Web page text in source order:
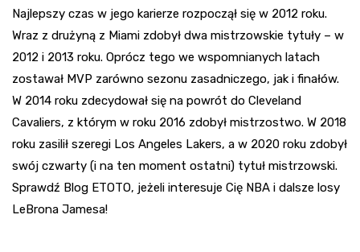
Najlepszy czas w jego karierze rozpoczął się w 2012 roku.
Wraz z drużyną z Miami zdobył dwa mistrzowskie tytuły – w
2012 i 2013 roku. Oprócz tego we wspomnianych latach
zostawał MVP zarówno sezonu zasadniczego, jak i finałów.
W 2014 roku zdecydował się na powrót do Cleveland
Cavaliers, z którym w roku 2016 zdobył mistrzostwo. W 2018
roku zasilił szeregi Los Angeles Lakers, a w 2020 roku zdobył
swój czwarty (i na ten moment ostatni) tytuł mistrzowski.
Sprawdź Blog ETOTO, jeżeli interesuje Cię NBA i dalsze losy
LeBrona Jamesa!